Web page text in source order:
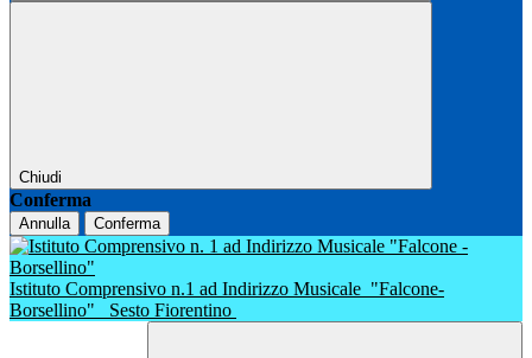
Chiudi
Conferma
Annulla Conferma
Istituto Comprensivo n.1 ad Indirizzo Musicale "Falcone-
Borsellino"
Sesto Fiorentino